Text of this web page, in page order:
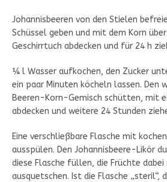
Johannisbeeren von den Stielen
Schüssel geben und mit dem Korn
Geschirrtuch abdecken und für 24 h
¼ l Wasser aufkochen, den Zucker
ein paar Minuten köcheln lassen. Den
Beeren-Korn-Gemisch schütten, mit
abdecken und weitere 24 Stunden
Eine verschließbare Flasche mit
ausspülen. Den Johannisbeere-Likör
diese Flasche füllen, die Früchte dabei
ausquetschen. Ist die Flasche „steril“,